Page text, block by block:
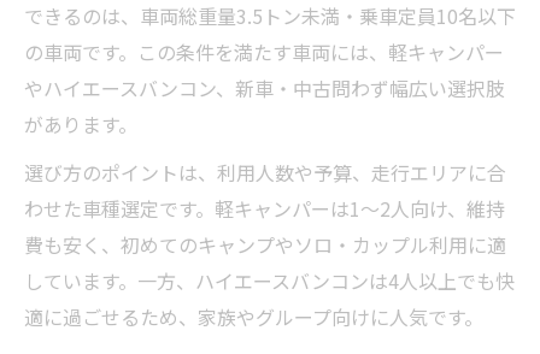
できるのは、車両総重量3.5トン未満・乗車定員10名以下
の車両です。この条件を満たす車両には、軽キャンパー
やハイエースバンコン、新車・中古問わず幅広い選択肢
があります。
選び方のポイントは、利用人数や予算、走行エリアに合
わせた車種選定です。軽キャンパーは1〜2人向け、維持
費も安く、初めてのキャンプやソロ・カップル利用に適
しています。一方、ハイエースバンコンは4人以上でも快
適に過ごせるため、家族やグループ向けに人気です。